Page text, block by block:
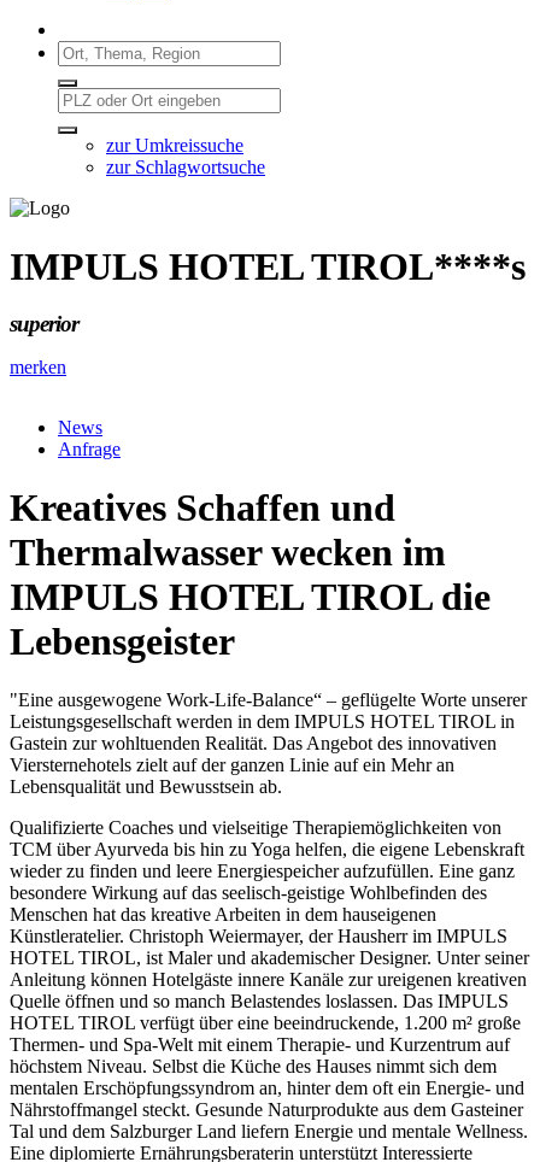
zur Umkreissuche
zur Schlagwortsuche
IMPULS HOTEL TIROL****s
superior
merken
News
Anfrage
Kreatives Schaffen und
Thermalwasser wecken im
IMPULS HOTEL TIROL die
Lebensgeister
"Eine ausgewogene Work-Life-Balance“ – geflügelte Worte unserer
Leistungsgesellschaft werden in dem IMPULS HOTEL TIROL in
Gastein zur wohltuenden Realität. Das Angebot des innovativen
Viersternehotels zielt auf der ganzen Linie auf ein Mehr an
Lebensqualität und Bewusstsein ab.
Qualifizierte Coaches und vielseitige Therapiemöglichkeiten von
TCM über Ayurveda bis hin zu Yoga helfen, die eigene Lebenskraft
wieder zu finden und leere Energiespeicher aufzufüllen. Eine ganz
besondere Wirkung auf das seelisch-geistige Wohlbefinden des
Menschen hat das kreative Arbeiten in dem hauseigenen
Künstleratelier. Christoph Weiermayer, der Hausherr im IMPULS
HOTEL TIROL, ist Maler und akademischer Designer. Unter seiner
Anleitung können Hotelgäste innere Kanäle zur ureigenen kreativen
Quelle öffnen und so manch Belastendes loslassen. Das IMPULS
HOTEL TIROL verfügt über eine beeindruckende, 1.200 m² große
Thermen- und Spa-Welt mit einem Therapie- und Kurzentrum auf
höchstem Niveau. Selbst die Küche des Hauses nimmt sich dem
mentalen Erschöpfungssyndrom an, hinter dem oft ein Energie- und
Nährstoffmangel steckt. Gesunde Naturprodukte aus dem Gasteiner
Tal und dem Salzburger Land liefern Energie und mentale Wellness.
Eine diplomierte Ernährungsberaterin unterstützt Interessierte